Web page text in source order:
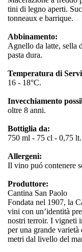
tini di legno aperti.
tonneaux e barrique.
Abbinamento:
Agnello da latte, sella
pasta dura.
Temperatura di
16 - 18°C.
Invecchiamento
oltre 8 anni.
Bottiglia da:
750 ml - 75 cl - 0,75 lt.
Allergeni:
Il vino puó contenere
Produttore:
Cantina San Paolo
Fondata nel 1907, la
vini con un’identità
nostri terroir. I vigneti
per una grande
metri dal livello del